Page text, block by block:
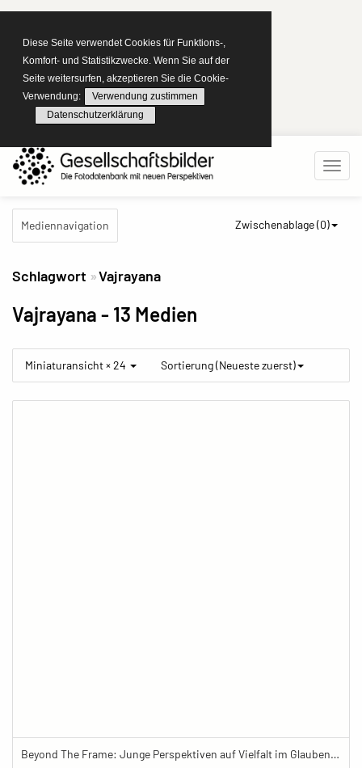
Diese Seite verwendet Cookies für Funktions-,
Komfort- und Statistikzwecke. Wenn Sie auf der
Seite weitersurfen, akzeptieren Sie die Cookie-
Verwendung:
Verwendung zustimmen
Datenschutzerklärung
Mediennavigation Zwischenablage (0)
Schlagwort Vajrayana
Vajrayana - 13 Medien
Miniaturansicht × 24 Sortierung (Neueste zuerst)
Beyond The Frame: Junge Perspektiven auf Vielfalt im Glauben - Budhdismus im Alltag